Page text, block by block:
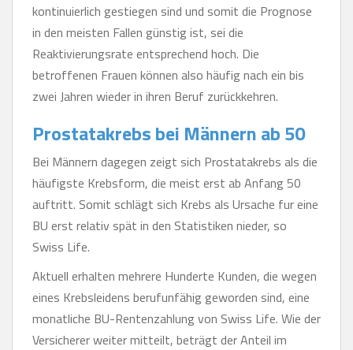
kontinuierlich gestiegen sind und somit die Prognose
in den meisten Fallen günstig ist, sei die
Reaktivierungsrate entsprechend hoch. Die
betroffenen Frauen können also häufig nach ein bis
zwei Jahren wieder in ihren Beruf zurückkehren.
Prostatakrebs bei Männern ab 50
Bei Männern dagegen zeigt sich Prostatakrebs als die
häufigste Krebsform, die meist erst ab Anfang 50
auftritt. Somit schlägt sich Krebs als Ursache fur eine
BU erst relativ spät in den Statistiken nieder, so
Swiss Life.
Aktuell erhalten mehrere Hunderte Kunden, die wegen
eines Krebsleidens berufunfähig geworden sind, eine
monatliche BU-Rentenzahlung von Swiss Life. Wie der
Versicherer weiter mitteilt, beträgt der Anteil im